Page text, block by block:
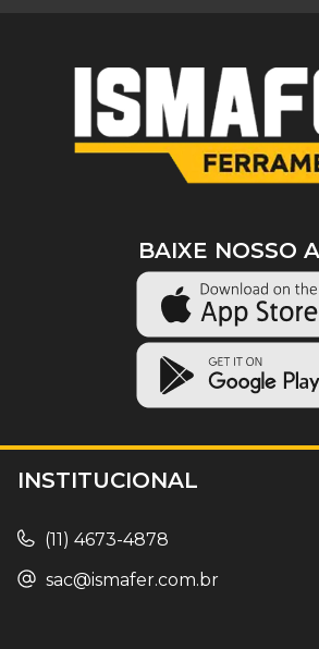
INSTITUCIONAL
(11) 4673-4878
sac@ismafer.com.br
BAIXE NOSSO